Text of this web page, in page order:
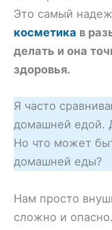
Это самый
косметика в
делать и она
здоровья.
Я часто
домашней едой.
Но что может
домашней еды?
Нам просто
сложно и